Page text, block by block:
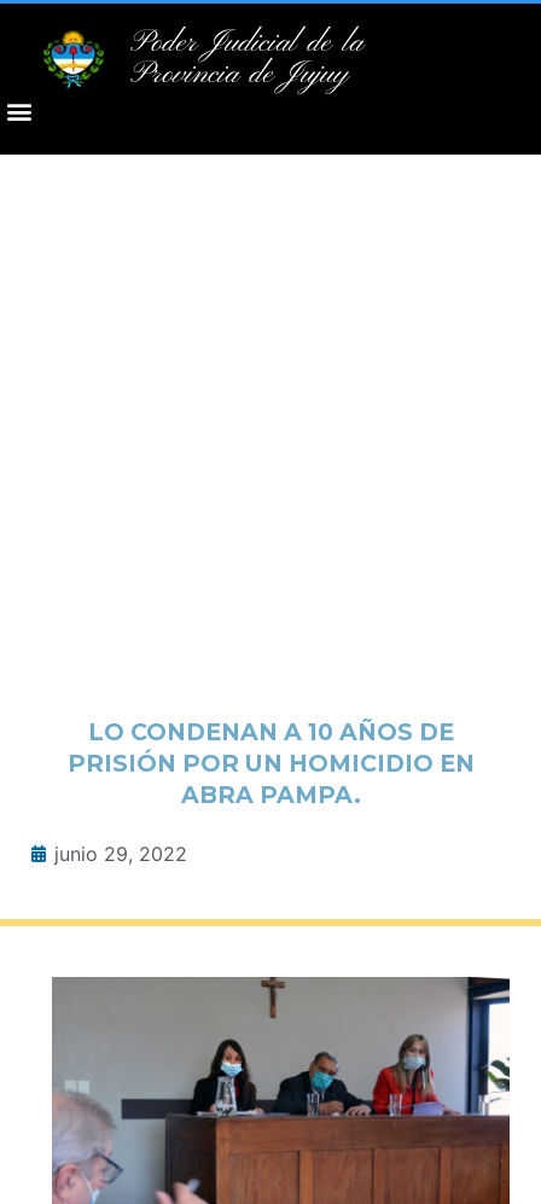
Poder Judicial de la
Provincia de Jujuy
LO CONDENAN A 10 AÑOS DE
PRISIÓN POR UN HOMICIDIO EN
ABRA PAMPA.
junio 29, 2022